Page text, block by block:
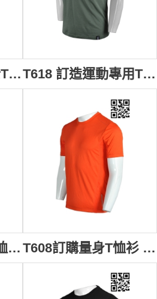
T619 設計淨色男士T恤 三文治 沙律 餐廳制服 供應大碼T恤 網上下單T恤 T恤專門店 黑色 T618 訂造運動專用T恤 設計英國單車用品公司T恤 度身訂造活動T恤 T恤制服公司 軍綠色
T611 設計墨綠色T恤 來樣訂造T恤 網上下單T恤 T恤制服公司 墨綠色 T608訂購量身T恤衫 訂印反光效果淨色T恤衫 定製T恤衫 T恤衫網上下單 橙色 素面 t 恤 批發